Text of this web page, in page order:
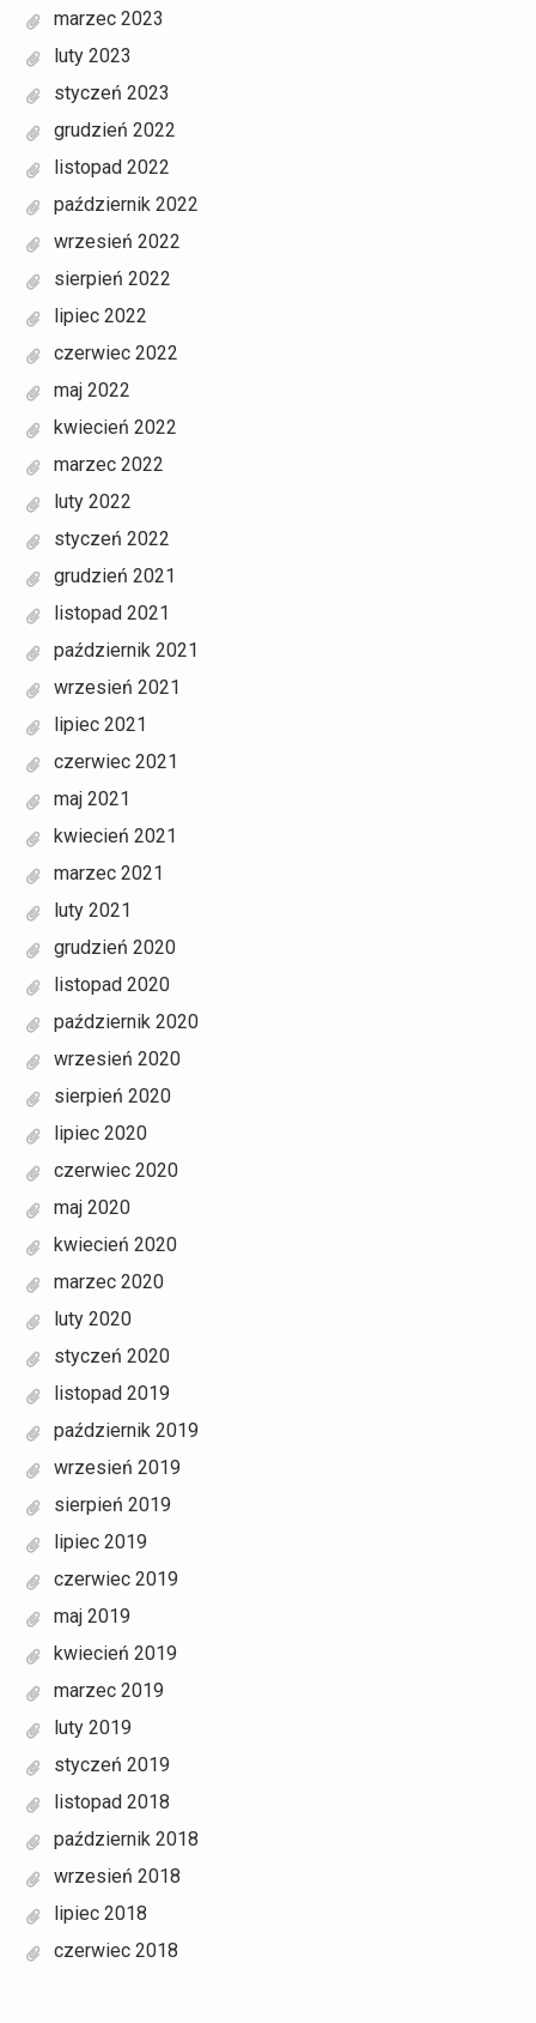
marzec 2023
luty 2023
styczeń 2023
grudzień 2022
listopad 2022
październik 2022
wrzesień 2022
sierpień 2022
lipiec 2022
czerwiec 2022
maj 2022
kwiecień 2022
marzec 2022
luty 2022
styczeń 2022
grudzień 2021
listopad 2021
październik 2021
wrzesień 2021
lipiec 2021
czerwiec 2021
maj 2021
kwiecień 2021
marzec 2021
luty 2021
grudzień 2020
listopad 2020
październik 2020
wrzesień 2020
sierpień 2020
lipiec 2020
czerwiec 2020
maj 2020
kwiecień 2020
marzec 2020
luty 2020
styczeń 2020
listopad 2019
październik 2019
wrzesień 2019
sierpień 2019
lipiec 2019
czerwiec 2019
maj 2019
kwiecień 2019
marzec 2019
luty 2019
styczeń 2019
listopad 2018
październik 2018
wrzesień 2018
lipiec 2018
czerwiec 2018